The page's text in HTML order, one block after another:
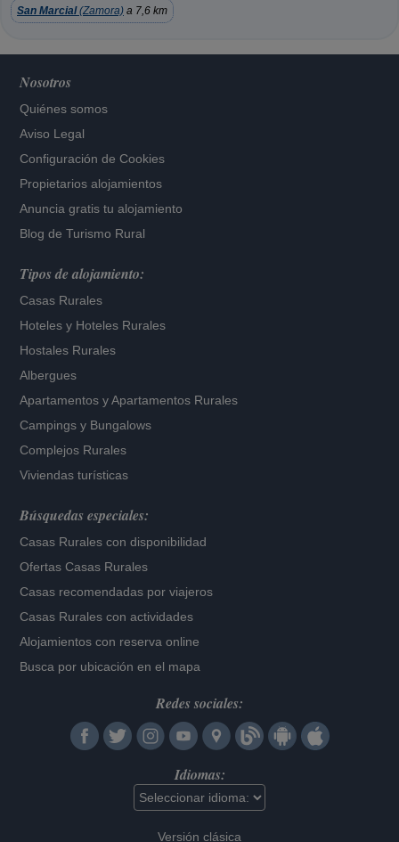
San Marcial(Zamora) a 7,6 km
Nosotros
Quiénes somos
Aviso Legal
Configuración de Cookies
Propietarios alojamientos
Anuncia gratis tu alojamiento
Blog de Turismo Rural
Tipos de alojamiento:
Casas Rurales
Hoteles y Hoteles Rurales
Hostales Rurales
Albergues
Apartamentos yApartamentos Rurales
Campings y Bungalows
Complejos Rurales
Viviendas turísticas
Búsquedas especiales:
Casas Rurales con disponibilidad
Ofertas Casas Rurales
Casas recomendadas por viajeros
Casas Rurales con actividades
Alojamientos con reserva online
Busca por ubicación en el mapa
Redes sociales:
Idiomas:
Versión clásica